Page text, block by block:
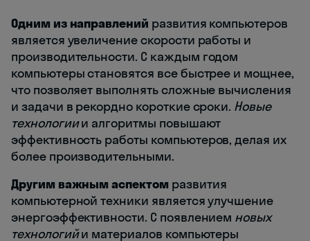
Одним из направлений развития компьютеров
является увеличение скорости работы и
производительности. С каждым годом
компьютеры становятся все быстрее и мощнее,
что позволяет выполнять сложные вычисления
и задачи в рекордно короткие сроки. Новые
технологиии алгоритмы повышают
эффективность работы компьютеров, делая их
более производительными.
Другим важным аспектом развития
компьютерной техники является улучшение
энергоэффективности. С появлением новых
технологийи материалов компьютеры